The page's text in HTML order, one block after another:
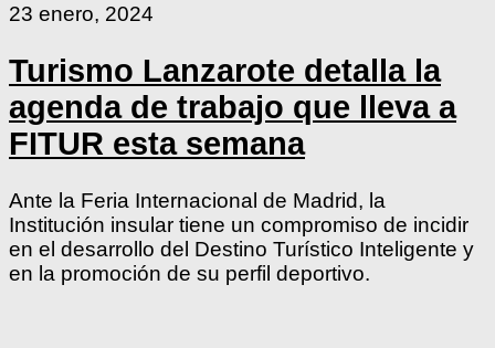
23 enero, 2024
Turismo Lanzarote detalla la
agenda de trabajo que lleva a
FITUR esta semana
Ante la Feria Internacional de Madrid, la
Institución insular tiene un compromiso de incidir
en el desarrollo del Destino Turístico Inteligente y
en la promoción de su perfil deportivo.